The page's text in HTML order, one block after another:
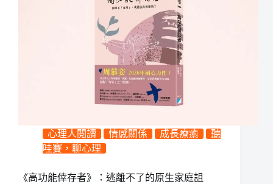
心理人閱讀 情感關係 成長療癒
聽
哇賽，聊心理
《高功能倖存者》：逃離不了的原生家庭詛